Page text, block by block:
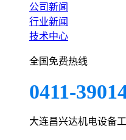
公司新闻
行业新闻
技术中心
全国免费热线
0411-
大连昌兴达机电设备